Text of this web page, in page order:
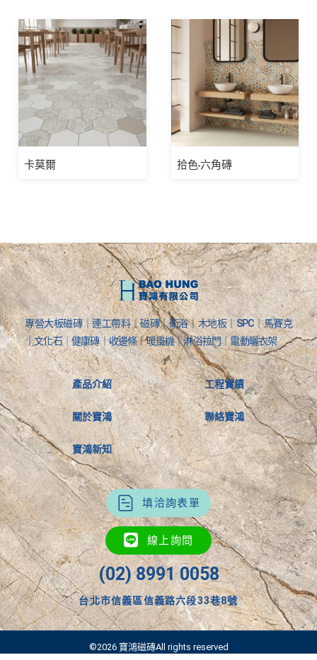
卡莫爾 拾色-六角磚
專營大板磁磚｜連工帶料｜磁磚｜衛浴｜木地板｜SPC｜馬賽克
｜文化石｜健康磚｜收邊條｜暖風機｜淋浴拉門｜電動曬衣架
產品介紹
關於寶鴻
寶鴻新知
工程實績
聯絡寶鴻
填洽詢表單
線上詢問
(02) 8991 0058
台北市信義區信義路六段33巷8號
©2026 寶鴻磁磚All rights reserved